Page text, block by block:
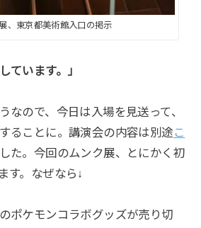
、東京都美術館入口の掲示
ています。」
なので、今日は入場を見送って、
ることに。講演会の内容は別途 こ
た。今回のムンク展、とにかく初
す。なぜなら↓
ポケモンコラボグッズが売り切